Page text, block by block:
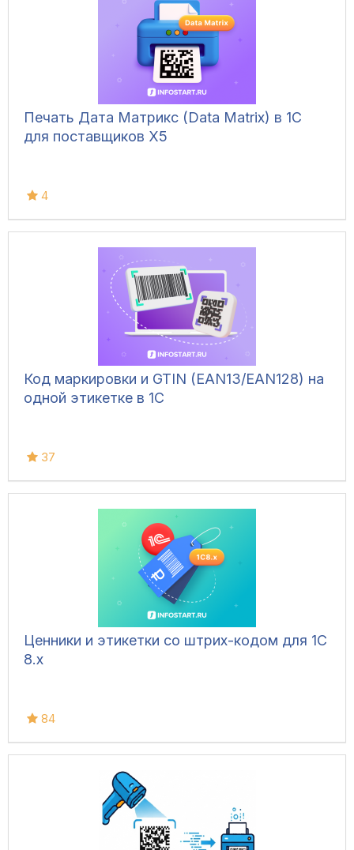
Печать Дата Матрикс (Data Matrix) в 1С
для поставщиков X5
4
Код маркировки и GTIN (EAN13/EAN128) на
одной этикетке в 1С
37
Ценники и этикетки со штрих-кодом для 1С
8.х
84